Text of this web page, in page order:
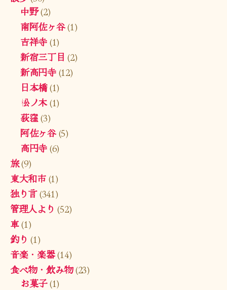
中野(2)
南阿佐ヶ谷(1)
吉祥寺(1)
新宿三丁目 (2)
新高円寺(12)
日本橋(1)
松ノ木(1)
荻窪(3)
阿佐ヶ谷(5)
高円寺(6)
旅(9)
東大和市(1)
独り言(341)
管理人より (52)
車(1)
釣り (1)
音楽・楽器(14)
食べ物・飲み物(23)
お菓子(1)